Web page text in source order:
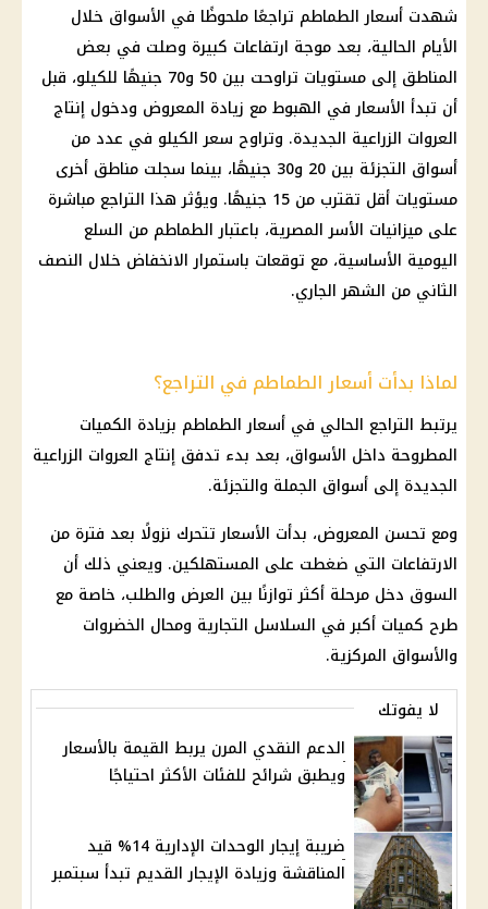
شهدت أسعار الطماطم تراجعًا ملحوظًا في الأسواق خلال
الأيام الحالية، بعد موجة ارتفاعات كبيرة وصلت في بعض
المناطق إلى مستويات تراوحت بين 50 و70 جنيهًا للكيلو، قبل
أن تبدأ الأسعار في الهبوط مع زيادة المعروض ودخول إنتاج
العروات الزراعية الجديدة. وتراوح سعر الكيلو في عدد من
أسواق التجزئة بين 20 و30 جنيهًا، بينما سجلت مناطق أخرى
مستويات أقل تقترب من 15 جنيهًا. ويؤثر هذا التراجع مباشرة
على ميزانيات الأسر المصرية، باعتبار الطماطم من السلع
اليومية الأساسية، مع توقعات باستمرار الانخفاض خلال النصف
الثاني من الشهر الجاري.
لماذا بدأت أسعار الطماطم في التراجع؟
يرتبط التراجع الحالي في أسعار الطماطم بزيادة الكميات
المطروحة داخل الأسواق، بعد بدء تدفق إنتاج العروات الزراعية
الجديدة إلى أسواق الجملة والتجزئة.
ومع تحسن المعروض، بدأت الأسعار تتحرك نزولًا بعد فترة من
الارتفاعات التي ضغطت على المستهلكين. ويعني ذلك أن
السوق دخل مرحلة أكثر توازنًا بين العرض والطلب، خاصة مع
طرح كميات أكبر في السلاسل التجارية ومحال الخضروات
والأسواق المركزية.
لا يفوتك
الدعم النقدي المرن يربط القيمة بالأسعار
ويطبق شرائح للفئات الأكثر احتياجًا
ضريبة إيجار الوحدات الإدارية 14% قيد
المناقشة وزيادة الإيجار القديم تبدأ سبتمبر